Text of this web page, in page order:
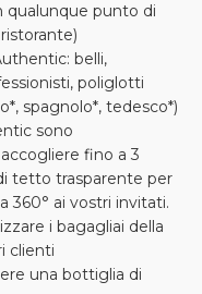
qualunque punto di
belli,
poliglotti
spagnolo*, tedesco*)
sono
fino a 3
tetto trasparente per
360° ai vostri invitati.
i bagagliai della
clienti
una bottiglia di